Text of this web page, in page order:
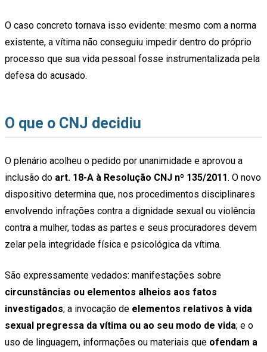
O caso concreto tornava isso evidente: mesmo com a norma
existente, a vítima não conseguiu impedir dentro do próprio
processo que sua vida pessoal fosse instrumentalizada pela
defesa do acusado.
O que o CNJ decidiu
O plenário acolheu o pedido por unanimidade e aprovou a
inclusão do art. 18-A à Resolução CNJ nº 135/2011. O novo
dispositivo determina que, nos procedimentos disciplinares
envolvendo infrações contra a dignidade sexual ou violência
contra a mulher, todas as partes e seus procuradores devem
zelar pela integridade física e psicológica da vítima.
São expressamente vedados: manifestações sobre
circunstâncias ou elementos alheios aos fatos
investigados; a invocação de elementos relativos à vida
sexual pregressa da vítima ou ao seu modo de vida; e o
uso de linguagem, informações ou materiais que ofendam a